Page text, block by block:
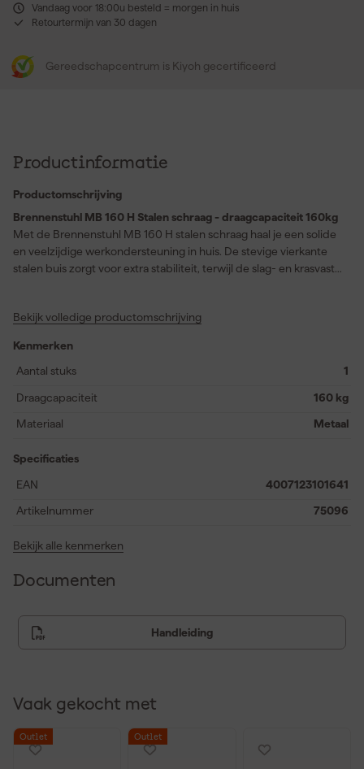
Vandaag voor 18:00u besteld = morgen in huis
Retourtermijn van 30 dagen
Gereedschapcentrum is Kiyoh gecertificeerd
Productinformatie
Productomschrijving
Brennenstuhl MB 160 H Stalen schraag - draagcapaciteit 160kg
Met de Brennenstuhl MB 160 H stalen schraag haal je een solide
en veelzijdige werkondersteuning in huis. De stevige vierkante
stalen buis zorgt voor extra stabiliteit, terwijl de slag- en krasvaste
bergen en mee te nemen, waardoor je waardevolle ruimte
gebruiksvriendelijke veiligheidsschroeven, waardoor je altijd op
de juiste werkhoogte kunt werken. De uitklapbare klemhaak
van 68 cm. Met een draagvermogen tot 160 kg en een
eenvoudige montage is deze schraag ideaal voor verschillende
zodat je snel aan de slag kunt.
Bekijk volledige productomschrijving
Kenmerken
Aantal stuks
1
Draagcapaciteit 160 kg
Materiaal Metaal
Specificaties
EAN
4007123101641
Artikelnummer 75096
Bekijk alle kenmerken
Documenten
Handleiding
Vaak gekocht met
Outlet Outlet